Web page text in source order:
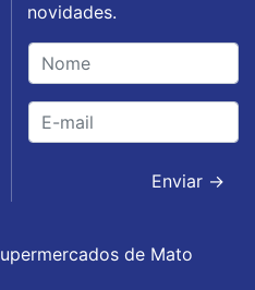
novidades.
Enviar →
de Mato